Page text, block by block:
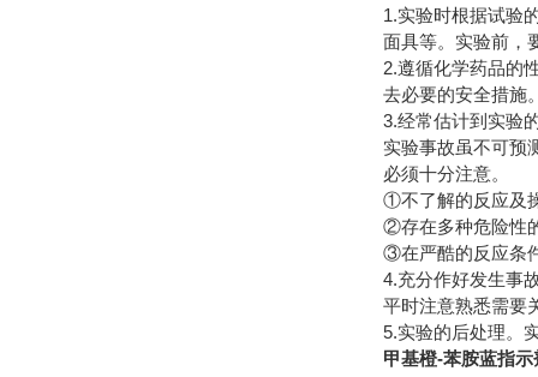
1.实验时根据试验
面具等。实验前，
2.遵循化学药品的
去必要的安全措施
3.经常估计到实验
实验事故虽不可预
必须十分注意。
①不了解的反应及
②存在多种危险性
③在严酷的反应条
4.充分作好发生事
平时注意熟悉需要
5.实验的后处理。
甲基橙-苯胺蓝指示